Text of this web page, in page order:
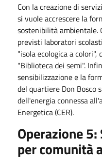
Con la creazione di
si vuole accrescere la
sostenibilità ambientale.
previsti laboratori
"isola ecologica a
"Biblioteca dei semi".
sensibilizzazione e la
del quartiere Don Bosco
dell'energia connessa
Energetica (CER).
Operazione
per comunità